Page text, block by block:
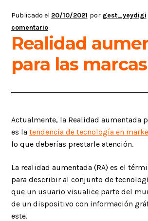
Publicado el 20/10/2021 por gest_yeydigi
comentario
Realidad
para las marcas
Actualmente, la Realidad aumentada
es la tendencia de tecnología en
lo que deberías prestarle atención.
La realidad aumentada (RA) es el
para describir al conjunto de
que un usuario visualice parte del
de un dispositivo con información
este.